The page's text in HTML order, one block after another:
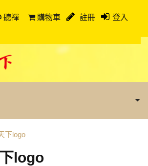
聽禪 購物車 註冊 登入
下logo
logo